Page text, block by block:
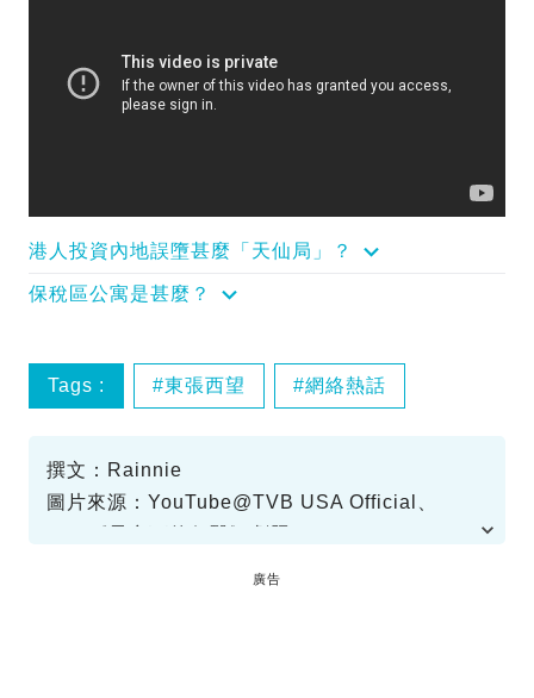
港人投資內地誤墮甚麼「天仙局」？
保稅區公寓是甚麼？
Tags : 東張西望 網絡熱話
撰文：Rainnie
圖片來源：YouTube@TVB USA Official、
廣告